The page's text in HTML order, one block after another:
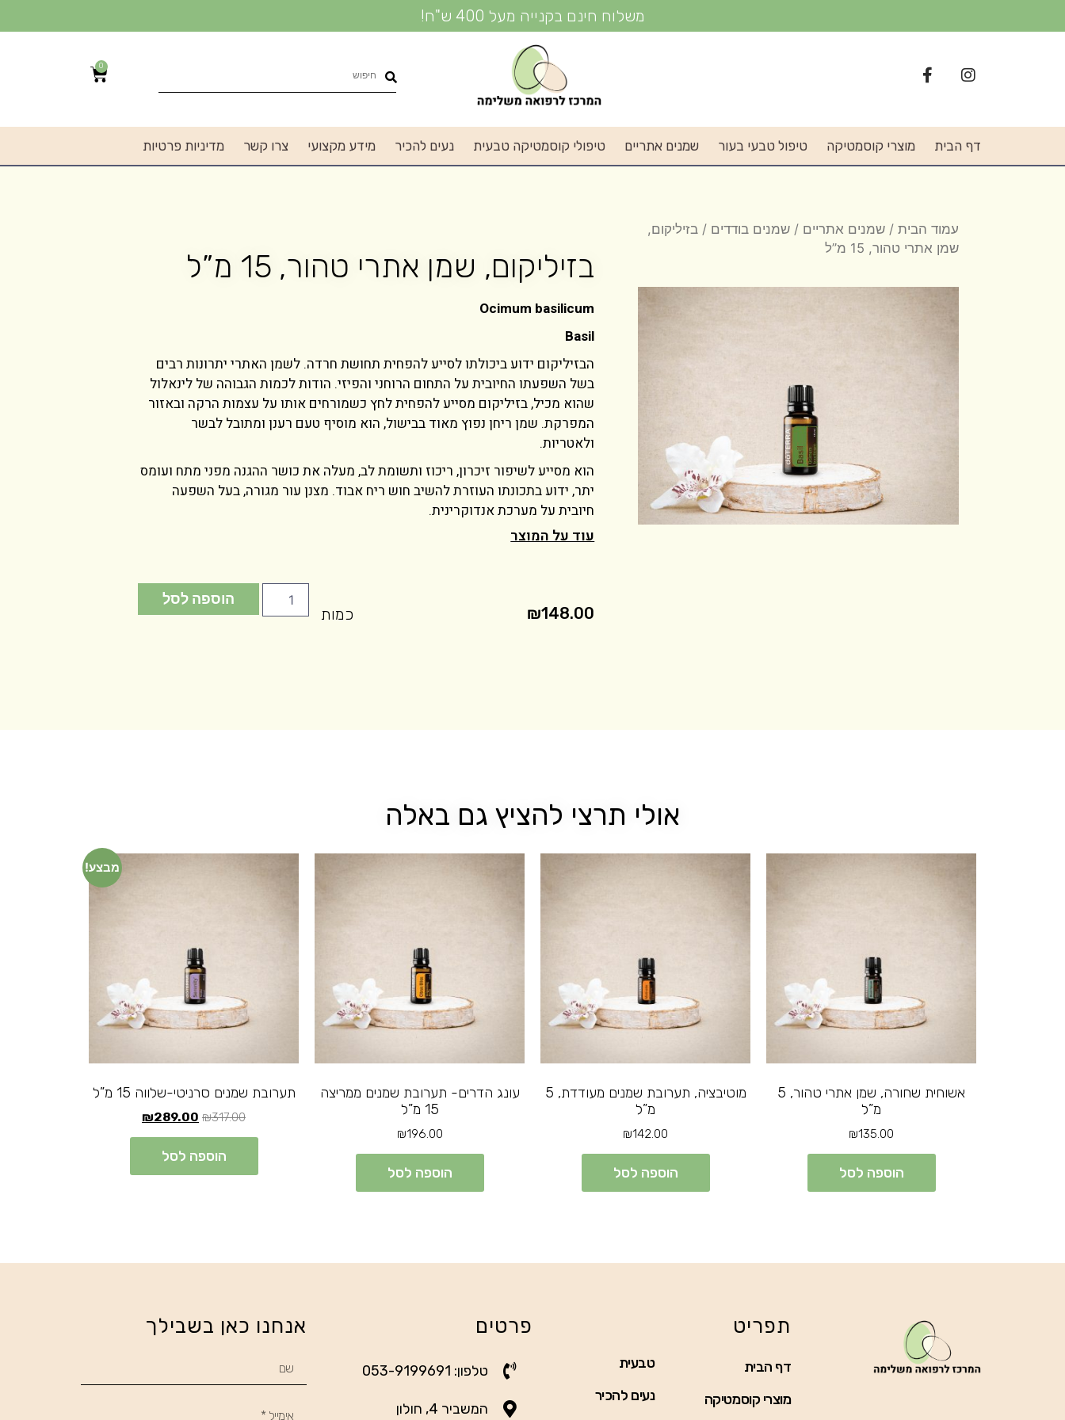
משלוח חינם בקנייה מעל 400 ש"ח!
0
דף הבית מוצרי קוסמטיקה טיפול טבעי בעור שמנים אתריים טיפולי קוסמטיקה טבעית נעים להכיר מידע מקצועי צרו קשר מדיניות פרטיות
עמוד הבית /שמנים אתריים /שמנים בודדים / בזיליקום,
שמן אתרי טהור, 15 מ”ל
בזיליקום, שמן אתרי טהור, 15 מ”ל
Ocimum basilicum
Basil
הבזיליקום ידוע ביכולתו לסייע להפחית תחושת חרדה. לשמן האתרי יתרונות רבים
בשל השפעתו החיובית על התחום הרוחני והפיזי. הודות לכמות הגבוהה של לינאלול
שהוא מכיל, בזיליקום מסייע להפחית לחץ כשמורחים אותו על עצמות הרקה ובאזור
המפרקת. שמן ריחן נפוץ מאוד בבישול, הוא מוסיף טעם רענן ומתובל לבשר
ולאטריות.
הוא מסייע לשיפור זיכרון, ריכוז ותשומת לב, מעלה את כושר ההגנה מפני מתח ועומס
יתר, ידוע בתכונתו העוזרת להשיב חוש ריח אבוד. מצנן עור מגורה, בעל השפעה
חיובית על מערכת אנדוקרינית.
עוד על המוצר
₪148.00 כמות
הוספה לסל
אולי תרצי להציץ גם באלה
אשוחית שחורה, שמן אתרי טהור, 5
מ”ל
₪135.00
הוספה לסל
מוטיבציה, תערובת שמנים מעודדת, 5
מ”ל
₪142.00
הוספה לסל
עונג הדרים- תערובת שמנים ממריצה
15 מ”ל
₪196.00
הוספה לסל
מבצע!
תערובת שמנים סרניטי-שלווה 15 מ”ל
₪317.00
₪289.00
הוספה לסל
תפריט
דף הבית
מוצרי קוסמטיקה
טבעית
נעים להכיר
פרטים
טלפון: 053-9199691
המשביר 4, חולון
אנחנו כאן בשבילך